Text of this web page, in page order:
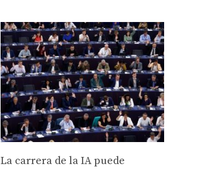
La carrera de la IA puede